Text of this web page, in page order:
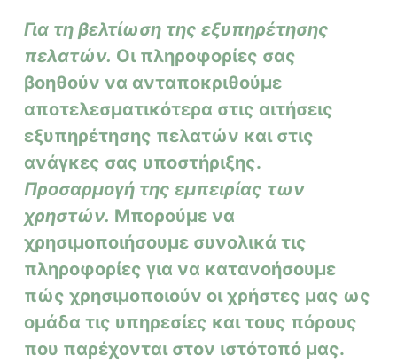
Για τη βελτίωση της εξυπηρέτησης
πελατών. Οι πληροφορίες σας
βοηθούν να ανταποκριθούμε
αποτελεσματικότερα στις αιτήσεις
εξυπηρέτησης πελατών και στις
ανάγκες σας υποστήριξης.
Προσαρμογή της εμπειρίας των
χρηστών. Μπορούμε να
χρησιμοποιήσουμε συνολικά τις
πληροφορίες για να κατανοήσουμε
πώς χρησιμοποιούν οι χρήστες μας ως
ομάδα τις υπηρεσίες και τους πόρους
που παρέχονται στον ιστότοπό μας.